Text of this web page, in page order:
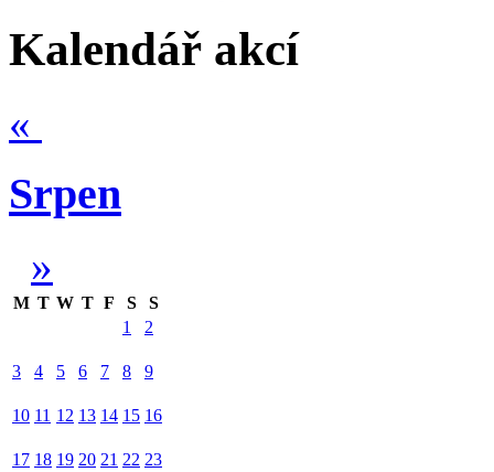
Kalendář akcí
«
Srpen
»
M T W T F S
S
1
2
3 4 5 6 7 8 9
10 11 12 13 14 15 16
17 18 19 20 21 22 23